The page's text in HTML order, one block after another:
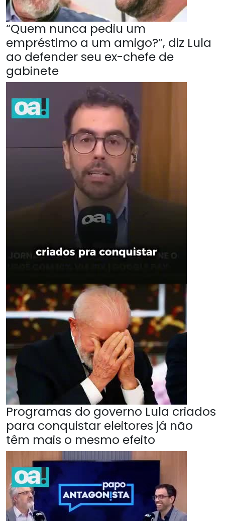
“Quem nunca pediu um
empréstimo a um amigo?”, diz Lula
ao defender seu ex-chefe de
gabinete
Programas do governo Lula criados
para conquistar eleitores já não
têm mais o mesmo efeito